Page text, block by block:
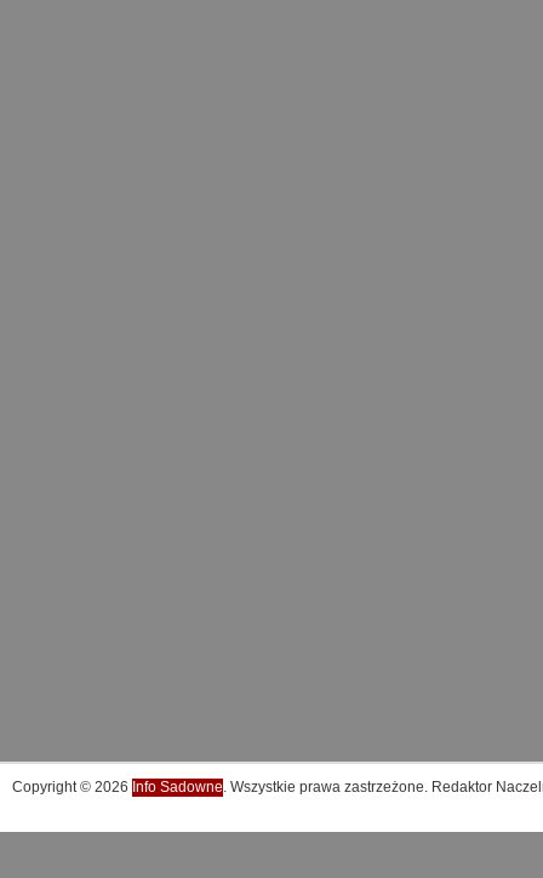
Copyright © 2026 Info Sadowne. Wszystkie prawa zastrzeżone. Redaktor